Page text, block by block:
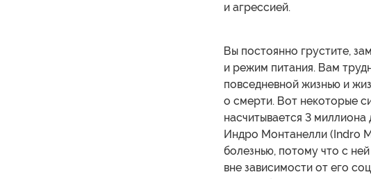
и агрессией.
Вы постоянно грустите,
и режим питания. Вам
повседневной жизнью и
о смерти. Вот некоторые
насчитывается 3 миллиона
Индро Монтанелли (Indro
болезнью, потому что с
вне зависимости от его